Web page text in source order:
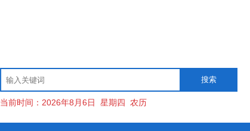
当前时间： 2026年8月6日 星期四 农历